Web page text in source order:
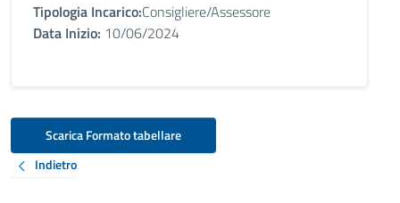
Tipologia Incarico:Consigliere/Assessore
Data Inizio: 10/06/2024
Scarica Formato tabellare
Indietro